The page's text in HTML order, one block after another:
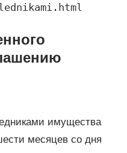
имущества
месяцев со дня